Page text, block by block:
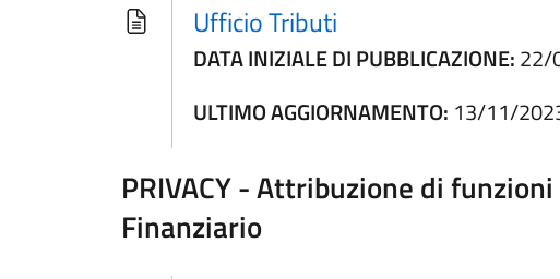
Ufficio Tributi
DATA INIZIALE DI PUBBLICAZIONE:22/
ULTIMO AGGIORNAMENTO: 13/11/
PRIVACY - Attribuzione di
Finanziario